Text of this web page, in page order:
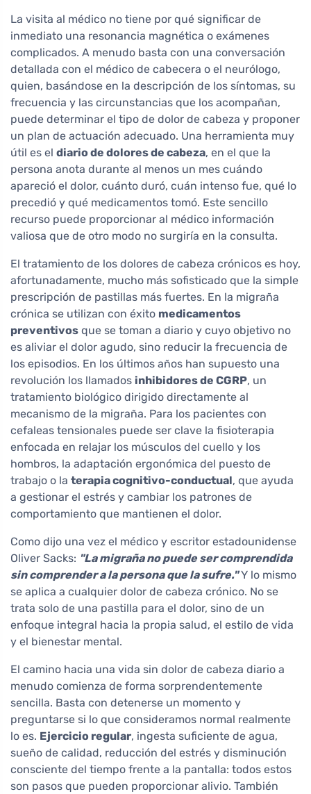
La visita al médico no tiene por qué significar de
inmediato una resonancia magnética o exámenes
complicados. A menudo basta con una conversación
detallada con el médico de cabecera o el neurólogo,
quien, basándose en la descripción de los síntomas, su
frecuencia y las circunstancias que los acompañan,
puede determinar el tipo de dolor de cabeza y proponer
un plan de actuación adecuado. Una herramienta muy
útil es el diario de dolores de cabeza, en el que la
persona anota durante al menos un mes cuándo
apareció el dolor, cuánto duró, cuán intenso fue, qué lo
precedió y qué medicamentos tomó. Este sencillo
recurso puede proporcionar al médico información
valiosa que de otro modo no surgiría en la consulta.
El tratamiento de los dolores de cabeza crónicos es hoy,
afortunadamente, mucho más sofisticado que la simple
prescripción de pastillas más fuertes. En la migraña
crónica se utilizan con éxito medicamentos
preventivos que se toman a diario y cuyo objetivo no
es aliviar el dolor agudo, sino reducir la frecuencia de
los episodios. En los últimos años han supuesto una
revolución los llamados inhibidores de CGRP, un
tratamiento biológico dirigido directamente al
mecanismo de la migraña. Para los pacientes con
cefaleas tensionales puede ser clave la fisioterapia
enfocada en relajar los músculos del cuello y los
hombros, la adaptación ergonómica del puesto de
trabajo o la terapia cognitivo-conductual, que ayuda
a gestionar el estrés y cambiar los patrones de
comportamiento que mantienen el dolor.
Como dijo una vez el médico y escritor estadounidense
Oliver Sacks: "La migraña no puede ser comprendida
sin comprender a la persona que la sufre."Y lo mismo
se aplica a cualquier dolor de cabeza crónico. No se
trata solo de una pastilla para el dolor, sino de un
enfoque integral hacia la propia salud, el estilo de vida
y el bienestar mental.
El camino hacia una vida sin dolor de cabeza diario a
menudo comienza de forma sorprendentemente
sencilla. Basta con detenerse un momento y
preguntarse si lo que consideramos normal realmente
lo es. Ejercicio regular, ingesta suficiente de agua,
sueño de calidad, reducción del estrés y disminución
consciente del tiempo frente a la pantalla: todos estos
son pasos que pueden proporcionar alivio. También